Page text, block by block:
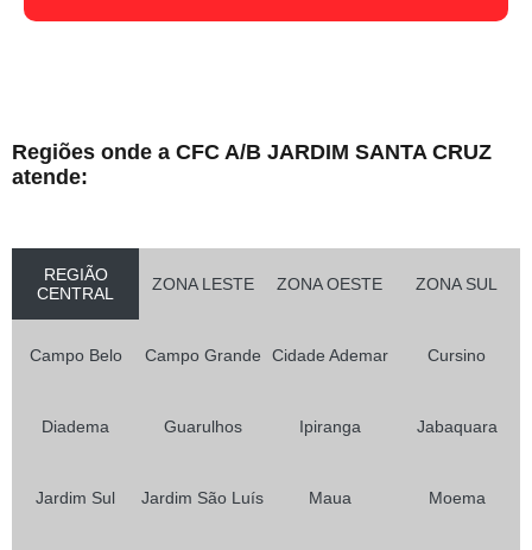
Regiões onde a CFC A/B JARDIM SANTA CRUZ
atende:
REGIÃO
CENTRAL
ZONA LESTE ZONA OESTE ZONA SUL
Campo Belo Campo Grande Cidade Ademar Cursino
Diadema Guarulhos Ipiranga Jabaquara
Jardim Sul Jardim São Luís Maua Moema